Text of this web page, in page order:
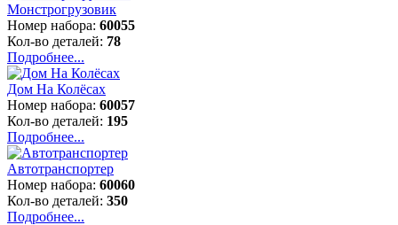
Монстрогрузовик
Номер набора: 60055
Кол-во деталей: 78
Подробнее...
Дом На Колёсах
Номер набора: 60057
Кол-во деталей: 195
Подробнее...
Автотранспортер
Номер набора: 60060
Кол-во деталей: 350
Подробнее...